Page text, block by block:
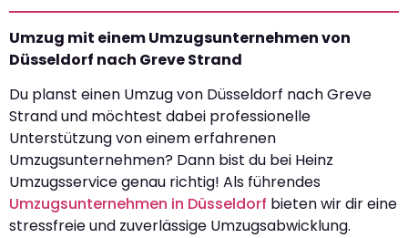
Umzug mit einem Umzugsunternehmen von
Düsseldorf nach Greve Strand
Du planst einen Umzug von Düsseldorf nach Greve
Strand und möchtest dabei professionelle
Unterstützung von einem erfahrenen
Umzugsunternehmen? Dann bist du bei Heinz
Umzugsservice genau richtig! Als führendes
Umzugsunternehmen in Düsseldorf bieten wir dir eine
stressfreie und zuverlässige Umzugsabwicklung.